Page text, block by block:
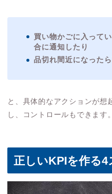
買い物かごに入って
合に通知したり
品切れ間近になった
と、具体的なアクションが想
し、コントロールもできます。
正しいKPIを作る4